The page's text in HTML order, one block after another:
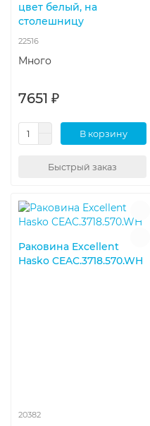
цвет белый, на
столешницу
22516
Много
7651 ₽
В корзину
Быстрый заказ
Раковина Excellent
Hasko CEAC.3718.570.WH
20382